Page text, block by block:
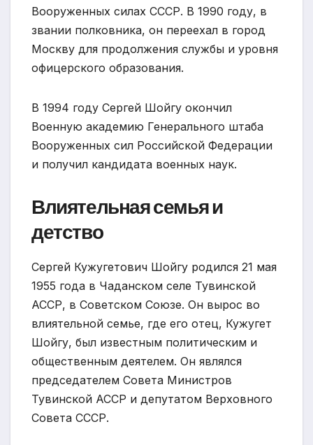
Вооруженных силах СССР. В 1990 году, в
звании полковника, он переехал в город
Москву для продолжения службы и уровня
офицерского образования.
В 1994 году Сергей Шойгу окончил
Военную академию Генерального штаба
Вооруженных сил Российской Федерации
и получил кандидата военных наук.
Влиятельная семья и
детство
Сергей Кужугетович Шойгу родился 21 мая
1955 года в Чаданском селе Тувинской
АССР, в Советском Союзе. Он вырос во
влиятельной семье, где его отец, Кужугет
Шойгу, был известным политическим и
общественным деятелем. Он являлся
председателем Совета Министров
Тувинской АССР и депутатом Верховного
Совета СССР.